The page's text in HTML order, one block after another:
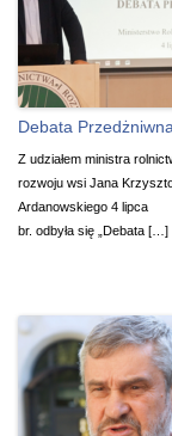
Debata Przedżniwna
Z udziałem ministra
rozwoju wsi Jana
Ardanowskiego 4 lipca
br. odbyła się „Debata […]